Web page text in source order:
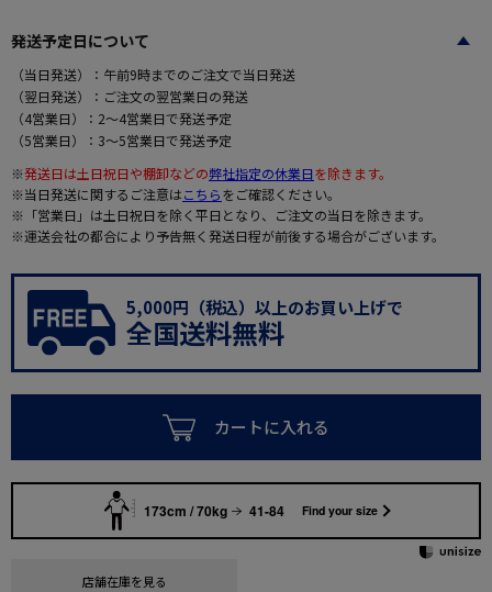
発送予定日について
（当日発送）：午前9時までのご注文で当日発送
（翌日発送）：ご注文の翌営業日の発送
（4営業日）：2～4営業日で発送予定
（5営業日）：3～5営業日で発送予定
※発送日は土日祝日や棚卸などの弊社指定の休業日を除きます。
※当日発送に関するご注意はこちらをご確認ください。
※「営業日」は土日祝日を除く平日となり、ご注文の当日を除きます。
※運送会社の都合により予告無く発送日程が前後する場合がございます。
5,000円（税込）以上のお買い上げで
全国送料無料
カートに入れる
173cm / 70kg 41-84 Find your size
店舗在庫を見る